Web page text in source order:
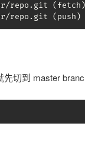
repo.git (fetch)
repo.git (push)
切到 master